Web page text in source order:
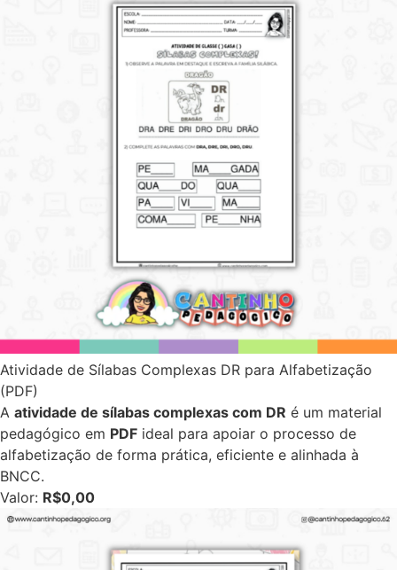
Atividade de Sílabas Complexas DR para Alfabetização
(PDF)
A atividade de sílabas complexas com DR é um material
pedagógico em PDF ideal para apoiar o processo de
alfabetização de forma prática, eficiente e alinhada à
BNCC.
Valor: R$0,00